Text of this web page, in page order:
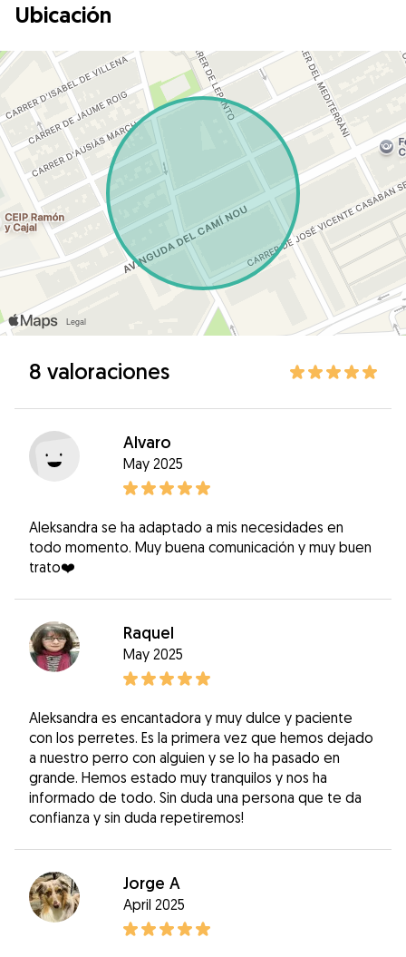
Ubicación
8 valoraciones
Alvaro
May 2025
Aleksandra se ha adaptado a mis necesidades en
todo momento. Muy buena comunicación y muy buen
trato❤️
Raquel
May 2025
Aleksandra es encantadora y muy dulce y paciente
con los perretes. Es la primera vez que hemos dejado
a nuestro perro con alguien y se lo ha pasado en
grande. Hemos estado muy tranquilos y nos ha
informado de todo. Sin duda una persona que te da
confianza y sin duda repetiremos!
Jorge A
April 2025